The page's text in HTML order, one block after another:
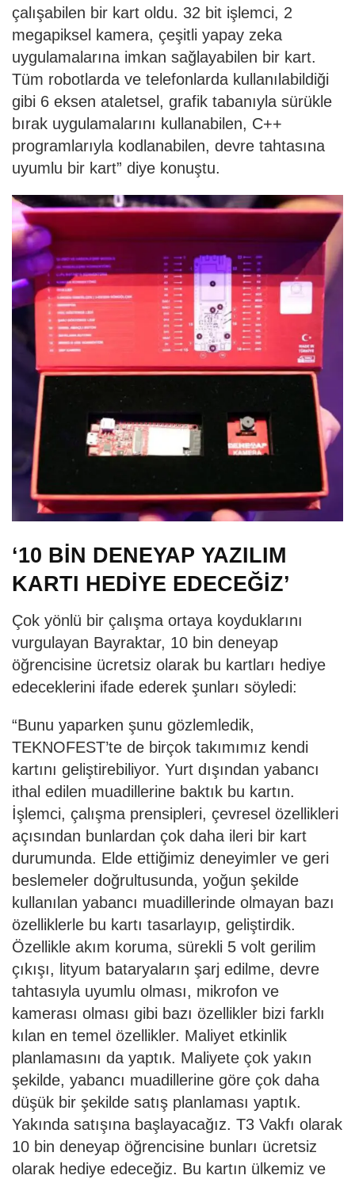
çalışabilen bir kart oldu. 32 bit işlemci, 2
megapiksel kamera, çeşitli yapay zeka
uygulamalarına imkan sağlayabilen bir kart.
Tüm robotlarda ve telefonlarda kullanılabildiği
gibi 6 eksen ataletsel, grafik tabanıyla sürükle
bırak uygulamalarını kullanabilen, C++
programlarıyla kodlanabilen, devre tahtasına
uyumlu bir kart” diye konuştu.
‘10 BİN DENEYAP YAZILIM
KARTI HEDİYE EDECEĞİZ’
Çok yönlü bir çalışma ortaya koyduklarını
vurgulayan Bayraktar, 10 bin deneyap
öğrencisine ücretsiz olarak bu kartları hediye
edeceklerini ifade ederek şunları söyledi:
“Bunu yaparken şunu gözlemledik,
TEKNOFEST’te de birçok takımımız kendi
kartını geliştirebiliyor. Yurt dışından yabancı
ithal edilen muadillerine baktık bu kartın.
İşlemci, çalışma prensipleri, çevresel özellikleri
açısından bunlardan çok daha ileri bir kart
durumunda. Elde ettiğimiz deneyimler ve geri
beslemeler doğrultusunda, yoğun şekilde
kullanılan yabancı muadillerinde olmayan bazı
özelliklerle bu kartı tasarlayıp, geliştirdik.
Özellikle akım koruma, sürekli 5 volt gerilim
çıkışı, lityum bataryaların şarj edilme, devre
tahtasıyla uyumlu olması, mikrofon ve
kamerası olması gibi bazı özellikler bizi farklı
kılan en temel özellikler. Maliyet etkinlik
planlamasını da yaptık. Maliyete çok yakın
şekilde, yabancı muadillerine göre çok daha
düşük bir şekilde satış planlaması yaptık.
Yakında satışına başlayacağız. T3 Vakfı olarak
10 bin deneyap öğrencisine bunları ücretsiz
olarak hediye edeceğiz. Bu kartın ülkemiz ve